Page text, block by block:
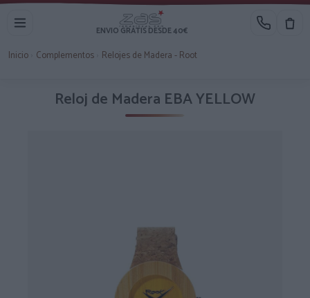
ENVIO GRATIS DESDE 40€
Inicio Complementos Relojes de Madera - Root
Reloj de Madera EBA YELLOW